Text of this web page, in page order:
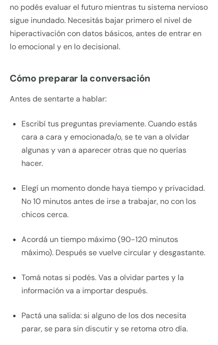
no podés evaluar el futuro mientras tu sistema nervioso
sigue inundado. Necesitás bajar primero el nivel de
hiperactivación con datos básicos, antes de entrar en
lo emocional y en lo decisional.
Cómo preparar la conversación
Antes de sentarte a hablar:
Escribí tus preguntas previamente. Cuando estás
cara a cara y emocionada/o, se te van a olvidar
algunas y van a aparecer otras que no querías
hacer.
Elegí un momento donde haya tiempo y privacidad.
No 10 minutos antes de irse a trabajar, no con los
chicos cerca.
Acordá un tiempo máximo (90-120 minutos
máximo). Después se vuelve circular y desgastante.
Tomá notas si podés. Vas a olvidar partes y la
información va a importar después.
Pactá una salida: si alguno de los dos necesita
parar, se para sin discutir y se retoma otro día.